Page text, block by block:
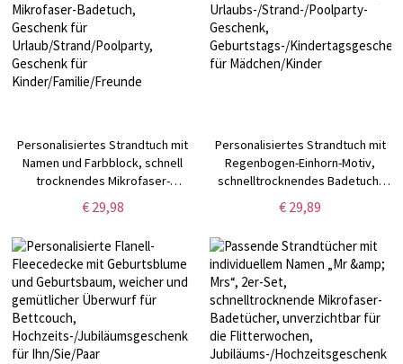
Personalisiertes Strandtuch mit
Namen und Farbblock, schnell
trocknendes Mikrofaser-
Badetuch, Geschenk für
Urlaub/Strand/Poolparty,
Kinder/Familie/Freunde
€ 29,98
Personalisiertes Strandtuch mit
Regenbogen-Einhorn-Motiv,
schnelltrocknendes Badetuch,
Urlaubs-/Strand-/Poolparty-
Geschenk,
Geburtstags-/Kindertagsgeschenk
für Mädchen/Kinder
€ 29,89